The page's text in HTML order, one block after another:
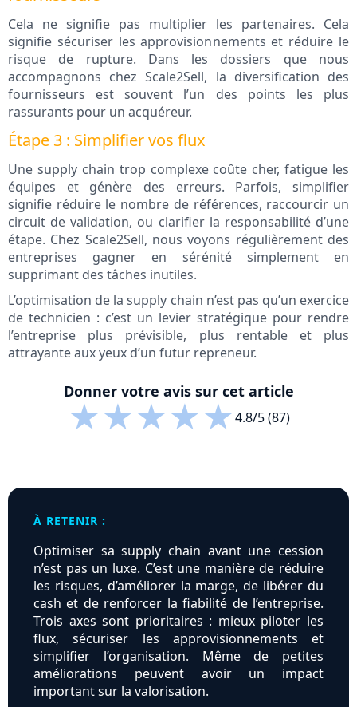
Cela ne signifie pas multiplier les partenaires. Cela
signifie sécuriser les approvisionnements et réduire le
risque de rupture. Dans les dossiers que nous
accompagnons chez Scale2Sell, la diversification des
fournisseurs est souvent l’un des points les plus
rassurants pour un acquéreur.
Étape 3 : Simplifier vos flux
Une supply chain trop complexe coûte cher, fatigue les
équipes et génère des erreurs. Parfois, simplifier
signifie réduire le nombre de références, raccourcir un
circuit de validation, ou clarifier la responsabilité d’une
étape. Chez Scale2Sell, nous voyons régulièrement des
entreprises gagner en sérénité simplement en
supprimant des tâches inutiles.
L’optimisation de la supply chain n’est pas qu’un exercice
de technicien : c’est un levier stratégique pour rendre
l’entreprise plus prévisible, plus rentable et plus
attrayante aux yeux d’un futur repreneur.
Donner votre avis sur cet article
★★★★★4.8/5 (87)
À RETENIR :
Optimiser sa supply chain avant une cession
n’est pas un luxe. C’est une manière de réduire
les risques, d’améliorer la marge, de libérer du
cash et de renforcer la fiabilité de l’entreprise.
Trois axes sont prioritaires : mieux piloter les
flux, sécuriser les approvisionnements et
simplifier l’organisation. Même de petites
améliorations peuvent avoir un impact
important sur la valorisation.